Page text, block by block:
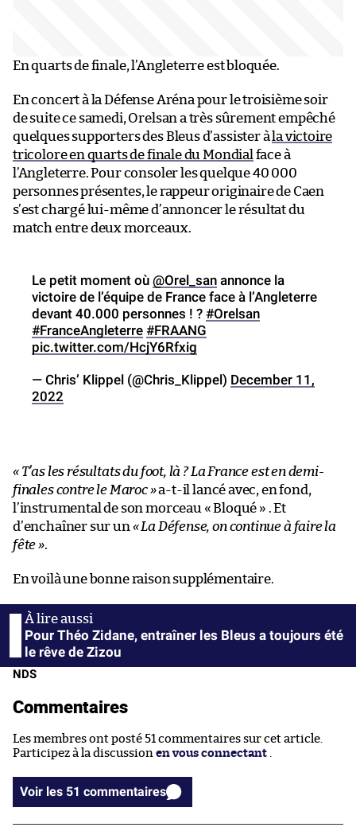
En quarts de finale, l’Angleterre est bloquée.
En concert à la Défense Aréna pour le troisième soir
de suite ce samedi, Orelsan a très sûrement empêché
quelques supporters des Bleus d’assister à la victoire
tricolore en quarts de finale du Mondial face à
l’Angleterre. Pour consoler les quelque 40 000
personnes présentes, le rappeur originaire de Caen
s’est chargé lui-même d’annoncer le résultat du
match entre deux morceaux.
Le petit moment où @Orel_san annonce la
victoire de l’équipe de France face à l’Angleterre
devant 40.000 personnes ! ? #Orelsan
#FranceAngleterre #FRAANG
pic.twitter.com/HcjY6Rfxig
— Chris’ Klippel (@Chris_Klippel) December 11,
2022
« T’as les résultats du foot, là ? La France est en demi-
finales contre le Maroc »a-t-il lancé avec, en fond,
l’instrumental de son morceau « Bloqué » . Et
d’enchaîner sur un « La Défense, on continue à faire la
fête ».
En voilà une bonne raison supplémentaire.
Pour Théo Zidane, entraîner les Bleus a toujours été
le rêve de Zizou
NDS
Commentaires
Les membres ont posté 51 commentaires sur cet article.
Participez à la discussion en vous connectant
Voir les 51 commentaires